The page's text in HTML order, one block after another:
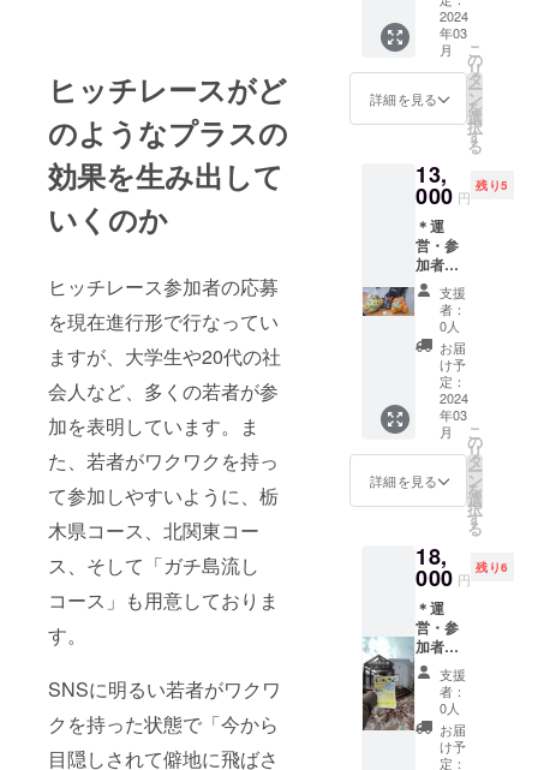
ヒッチレースがど
のようなプラスの
効果を生み出して
いくのか
ヒッチレース参加者の応募
を現在進行形で行なってい
ますが、大学生や20代の社
会人など、多くの若者が参
加を表明しています。ま
た、若者がワクワクを持っ
て参加しやすいように、栃
木県コース、北関東コー
ス、そして「ガチ島流し
コース」も用意しておりま
す。
SNSに明るい若者がワクワ
クを持った状態で「今から
目隠しされて僻地に飛ばさ
（文
字）の
み】を
掲載し
ます。
人によ
る申し
入れが
ない限
り、半
永久的
に掲載
いたし
ます。
・支
援時、
必ず備
考欄に
掲載を
希望さ
れるお
名前を
ヒッチ
レース
思い出
フォト
ブック
・B5サ
イズを
ており
ます。
・参加
者によ
る写真
を中心
にした
構成に
なりま
す。 ・
おおよ
そ20
ページ
前後を
予定し
ており
ます。
2024
年03
月
詳細を見る
こ
の
リ
タ
ー
ン
を
選
択
す
る
13,
000 円
残り5
＊運
営・参
加者に
よる直
筆のお
礼メッ
セージ
＊宇大
でれす
けヒッ
チレー
ス公式
アカウ
ントに
よる個
人名・
を載せ
たお礼
の投稿
・参
加者の
写真や
ヒッチ
レース
中の写
真を背
景に
【名前
支援
者：
0人
お届
け予
定：
2024
年03
月
詳細を見る
こ
の
リ
タ
ー
ン
を
選
択
す
る
18,
000 円
残り6
＊運
営・参
加者か
らの直
筆お礼
メッ
セージ
＊宇大
でれす
支援
者：
0人
お届
け予
定：